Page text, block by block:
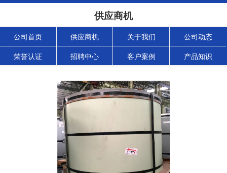
供应商机
公司首页 供应商机 关于我们 公司动态
荣誉认证 招聘中心 客户案例 产品知识